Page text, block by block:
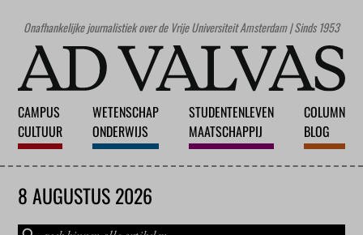
Onafhankelijke journalistiek over de Vrije Universiteit Amsterdam | Sinds 1953
CAMPUS
CULTUUR
WETENSCHAP
ONDERWIJS
STUDENTENLEVEN
MAATSCHAPPIJ
COLUMN
BLOG
8 AUGUSTUS 2026